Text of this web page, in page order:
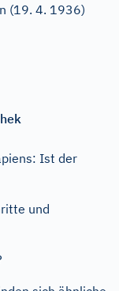
(19. 4. 1936)
Ist der
und